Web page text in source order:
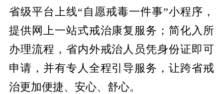
省级平台上线“自愿戒毒一件事”小程序，
提供网上一站式戒治康复服务；简化入所
办理流程，省内外戒治人员凭身份证即可
申请，并有专人全程引导服务，让跨省戒
治更加便捷、安心、舒心。